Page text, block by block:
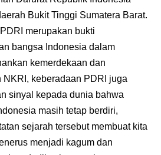
Bukit Tinggi Sumatera Barat.
merupakan bukti
bangsa Indonesia dalam
kemerdekaan dan
NKRI, keberadaan PDRI juga
sinyal kepada dunia bahwa
masih tetap berdiri,
sejarah tersebut membuat kita
menjadi kagum dan